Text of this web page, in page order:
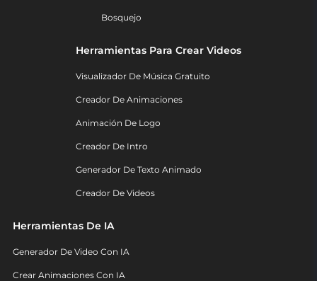
Bosquejo
Herramientas Para Crear Videos
Visualizador De Música Gratuito
Creador De Animaciones
Animación De Logo
Creador De Intro
Generador De Texto Animado
Creador De Videos
Herramientas De IA
Generador De Video Con IA
Crear Animaciones Con IA